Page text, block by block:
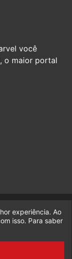
você
o maior portal
da Legado
experiência. Ao
isso. Para saber